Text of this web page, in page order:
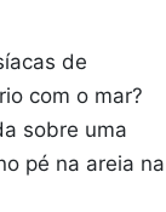
de
com o mar?
sobre uma
pé na areia na